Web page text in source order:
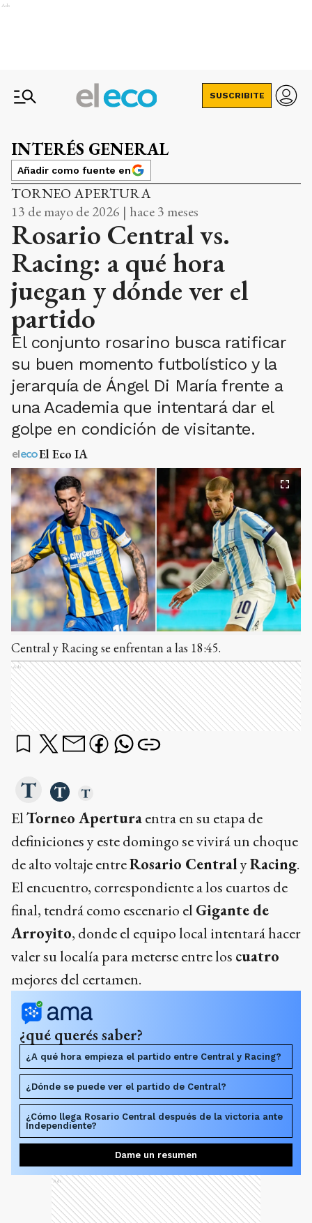
Ads
SUSCRIBITE
INTERÉS GENERAL
Añadir como fuente en
TORNEO APERTURA
13 de mayo de 2026 | hace 3 meses
Rosario Central vs.
Racing: a qué hora
juegan y dónde ver el
partido
El conjunto rosarino busca ratificar
su buen momento futbolístico y la
jerarquía de Ángel Di María frente a
una Academia que intentará dar el
golpe en condición de visitante.
El Eco IA
Central y Racing se enfrentan a las 18:45.
Ads
ElTorneo Aperturaentra en su etapa de
definiciones y este domingo se vivirá un choque
de alto voltaje entreRosario CentralyRacing.
El encuentro, correspondiente a los cuartos de
final, tendrá como escenario el Gigante de
Arroyito, donde el equipo local intentará hacer
valer su localía para meterse entre los cuatro
mejores del certamen.
¿qué querés saber?
¿A qué hora empieza el partido entre Central y Racing?
¿Dónde se puede ver el partido de Central?
¿Cómo llega Rosario Central después de la victoria ante
Independiente?
Dame un resumen
Ads